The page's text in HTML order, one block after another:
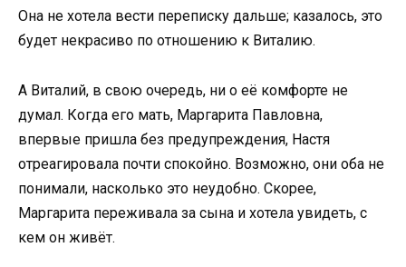
Она не хотела вести переписку дальше; казалось, это
будет некрасиво по отношению к Виталию.
А Виталий, в свою очередь, ни о её комфорте не
думал. Когда его мать, Маргарита Павловна,
впервые пришла без предупреждения, Настя
отреагировала почти спокойно. Возможно, они оба не
понимали, насколько это неудобно. Скорее,
Маргарита переживала за сына и хотела увидеть, с
кем он живёт.